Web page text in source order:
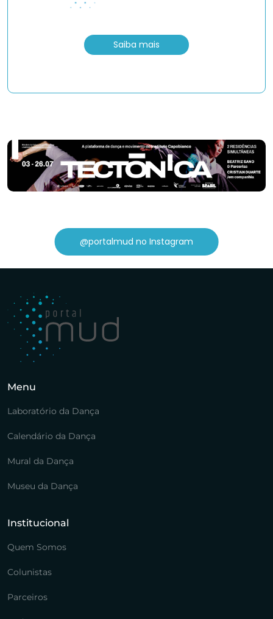
Saiba mais
@portalmud no Instagram
Menu
Laboratório da Dança
Calendário da Dança
Mural da Dança
Museu da Dança
Institucional
Quem Somos
Colunistas
Parceiros